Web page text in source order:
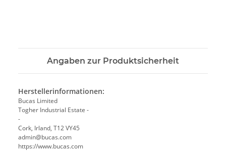
Angaben zur Produktsicherheit
Herstellerinformationen:
Bucas Limited
Togher Industrial Estate -
-
Cork, Irland, T12 VY45
admin@bucas.com
https://www.bucas.com